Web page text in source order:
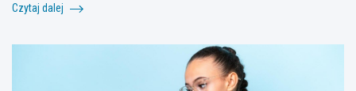
Czytaj dalej